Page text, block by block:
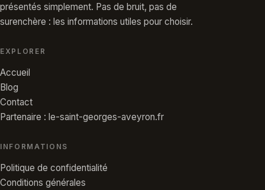
présentés simplement. Pas de bruit, pas de
surenchère : les informations utiles pour choisir.
EXPLORER
Accueil
Blog
Contact
Partenaire : le-saint-georges-aveyron.fr
INFORMATIONS
Politique de confidentialité
Conditions générales